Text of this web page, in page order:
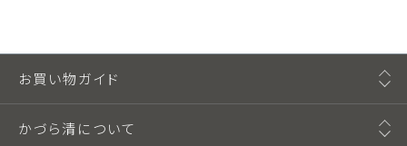
お買い物ガイド
かづら清について